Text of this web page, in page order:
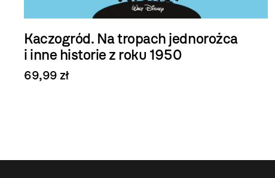
Kaczogród. Na tropach jednorożca
i inne historie z roku 1950
69,99 zł